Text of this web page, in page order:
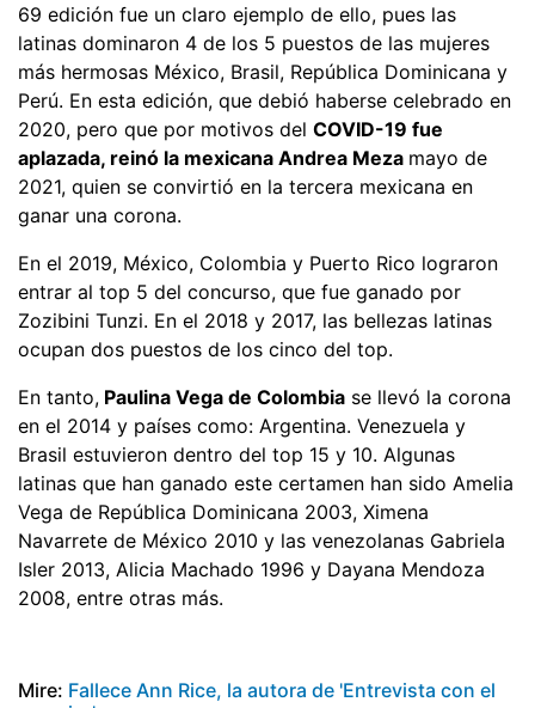
69 edición fue un claro ejemplo de ello, pues las
latinas dominaron 4 de los 5 puestos de las mujeres
más hermosas México, Brasil, República Dominicana y
Perú. En esta edición, que debió haberse celebrado en
2020, pero que por motivos del COVID-19 fue
aplazada, reinó la mexicana Andrea Meza mayo de
2021, quien se convirtió en la tercera mexicana en
ganar una corona.
En el 2019, México, Colombia y Puerto Rico lograron
entrar al top 5 del concurso, que fue ganado por
Zozibini Tunzi. En el 2018 y 2017, las bellezas latinas
ocupan dos puestos de los cinco del top.
En tanto, Paulina Vega de Colombia se llevó la corona
en el 2014 y países como: Argentina. Venezuela y
Brasil estuvieron dentro del top 15 y 10. Algunas
latinas que han ganado este certamen han sido Amelia
Vega de República Dominicana 2003, Ximena
Navarrete de México 2010 y las venezolanas Gabriela
Isler 2013, Alicia Machado 1996 y Dayana Mendoza
2008, entre otras más.
Mire: Fallece Ann Rice, la autora de 'Entrevista con el